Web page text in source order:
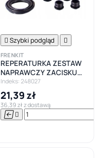


 Szybki podgląd 
FRENKIT
REPERATURKA ZESTAW
NAPRAWCZY ZACISKU
48M OPEL FORD
Indeks: 248027
21,39 zł
36,39 zł z dostawą
 